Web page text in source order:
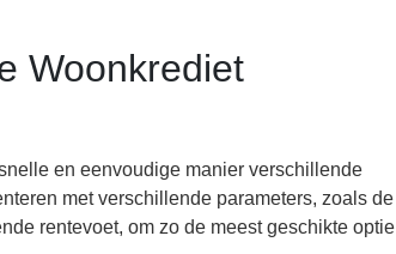
Woonkrediet
en eenvoudige manier verschillende
met verschillende parameters, zoals de
rentevoet, om zo de meest geschikte optie